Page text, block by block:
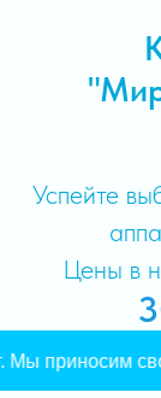
Успейте
Цены в
приносим